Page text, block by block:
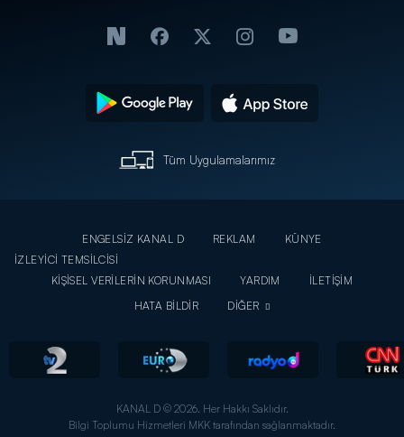
Tüm Uygulamalarımız
ENGELSİZ KANAL D REKLAM
KÜNYE
İZLEYİCİ TEMSİLCİSİ
KİŞİSEL VERİLERİN KORUNMASI
YARDIM
İLETİŞİM
HATA BİLDİR
DİĞER
KANAL D © 2026. Her Hakkı Saklıdır.
Bilgi Toplumu Hizmetleri MKK tarafından sağlanmaktadır.